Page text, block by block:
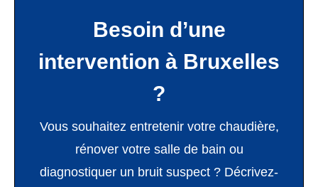
Besoin d’une
intervention à Bruxelles
?
Vous souhaitez entretenir votre chaudière,
rénover votre salle de bain ou
diagnostiquer un bruit suspect ? Décrivez-